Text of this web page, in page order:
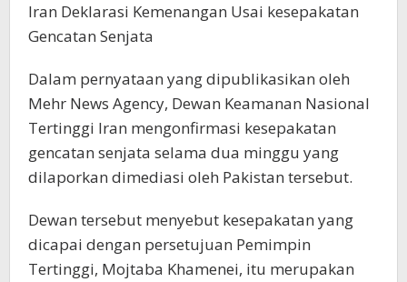
Iran Deklarasi Kemenangan Usai kesepakatan
Gencatan Senjata
Dalam pernyataan yang dipublikasikan oleh
Mehr News Agency, Dewan Keamanan Nasional
Tertinggi Iran mengonfirmasi kesepakatan
gencatan senjata selama dua minggu yang
dilaporkan dimediasi oleh Pakistan tersebut.
Dewan tersebut menyebut kesepakatan yang
dicapai dengan persetujuan Pemimpin
Tertinggi, Mojtaba Khamenei, itu merupakan